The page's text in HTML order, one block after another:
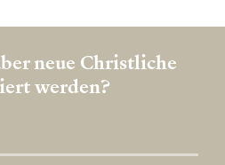
neue Christliche
werden?